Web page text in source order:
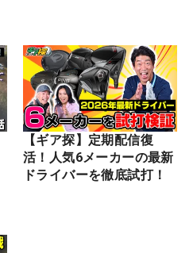
【ギア探】定期配信復
活！人気6メーカーの最新
ドライバーを徹底試打！